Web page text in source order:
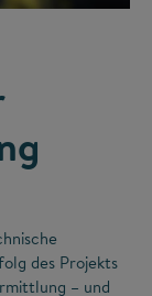
des Projekts
– und